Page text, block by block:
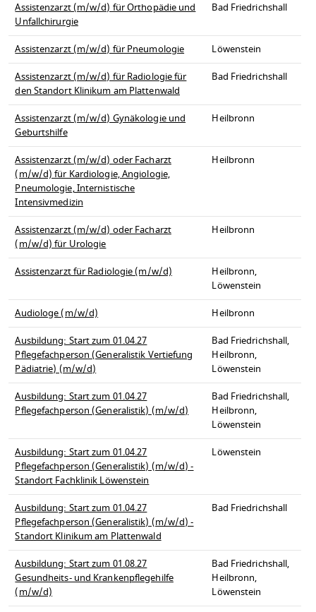
Assistenzarzt (m/w/d) für Orthopädie und
Unfallchirurgie
Bad Friedrichshall
Assistenzarzt (m/w/d) für Pneumologie
Löwenstein
Assistenzarzt (m/w/d) für Radiologie für
den Standort Klinikum am Plattenwald
Bad Friedrichshall
Assistenzarzt (m/w/d) Gynäkologie und
Geburtshilfe
Heilbronn
Assistenzarzt (m/w/d) oder Facharzt
(m/w/d) für Kardiologie, Angiologie,
Pneumologie, Internistische
Intensivmedizin
Heilbronn
Assistenzarzt (m/w/d) oder Facharzt
(m/w/d) für Urologie
Heilbronn
Assistenzarzt für Radiologie (m/w/d)
Heilbronn,
Löwenstein
Audiologe (m/w/d)
Heilbronn
Ausbildung: Start zum 01.04.27
Pflegefachperson (Generalistik Vertiefung
Pädiatrie) (m/w/d)
Bad Friedrichshall,
Heilbronn,
Löwenstein
Ausbildung: Start zum 01.04.27
Pflegefachperson (Generalistik) (m/w/d)
Bad Friedrichshall,
Heilbronn,
Löwenstein
Ausbildung: Start zum 01.04.27
Pflegefachperson (Generalistik) (m/w/d) -
Standort Fachklinik Löwenstein
Löwenstein
Ausbildung: Start zum 01.04.27
Pflegefachperson (Generalistik) (m/w/d) -
Standort Klinikum am Plattenwald
Bad Friedrichshall
Ausbildung: Start zum 01.08.27
Gesundheits- und Krankenpflegehilfe
(m/w/d)
Bad Friedrichshall,
Heilbronn,
Löwenstein